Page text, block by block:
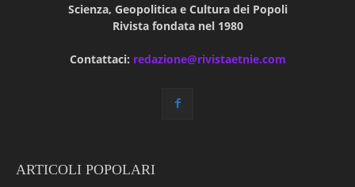
Scienza, Geopolitica e Cultura dei Popoli
Rivista fondata nel 1980
Contattaci: redazione@rivistaetnie.com
ARTICOLI POPOLARI